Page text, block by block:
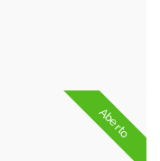
Aberto